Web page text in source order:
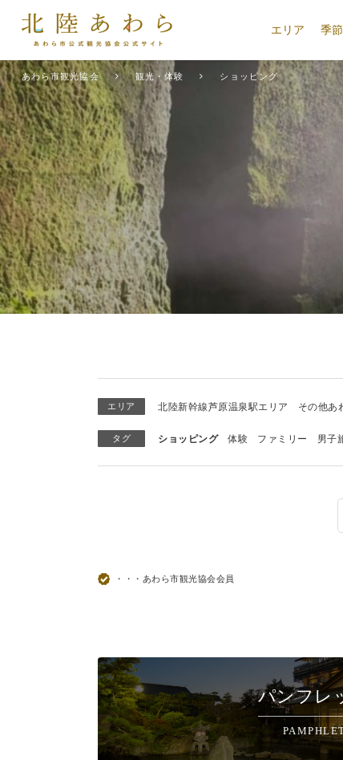
エリア 季節
あわら市観光協会 観光・体験 ショッピング
エリア 北陸新幹線芦原温泉駅エリア その他あ
タグ ショッピング 体験 ファミリー 男子
・・・あわら市観光協会会員
パンフレ